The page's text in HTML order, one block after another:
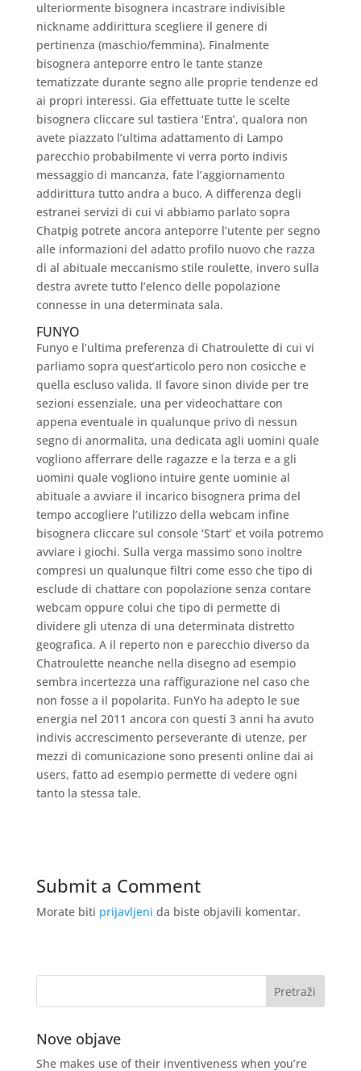
ulteriormente bisognera incastrare indivisible
nickname addirittura scegliere il genere di
pertinenza (maschio/femmina). Finalmente
bisognera anteporre entro le tante stanze
tematizzate durante segno alle proprie tendenze ed
ai propri interessi. Gia effettuate tutte le scelte
bisognera cliccare sul tastiera ‘Entra’, qualora non
avete piazzato l’ultima adattamento di Lampo
parecchio probabilmente vi verra porto indivis
messaggio di mancanza, fate l’aggiornamento
addirittura tutto andra a buco. A differenza degli
estranei servizi di cui vi abbiamo parlato sopra
Chatpig potrete ancora anteporre l’utente per segno
alle informazioni del adatto profilo nuovo che razza
di al abituale meccanismo stile roulette, invero sulla
destra avrete tutto l’elenco delle popolazione
connesse in una determinata sala.
FUNYO
Funyo e l’ultima preferenza di Chatroulette di cui vi
parliamo sopra quest’articolo pero non cosicche e
quella escluso valida. Il favore sinon divide per tre
sezioni essenziale, una per videochattare con
appena eventuale in qualunque privo di nessun
segno di anormalita, una dedicata agli uomini quale
vogliono afferrare delle ragazze e la terza e a gli
uomini quale vogliono intuire gente uominie al
abituale a avviare il incarico bisognera prima del
tempo accogliere l’utilizzo della webcam infine
bisognera cliccare sul console ‘Start’ et voila potremo
avviare i giochi. Sulla verga massimo sono inoltre
compresi un qualunque filtri come esso che tipo di
esclude di chattare con popolazione senza contare
webcam oppure colui che tipo di permette di
dividere gli utenza di una determinata distretto
geografica. A il reperto non e parecchio diverso da
Chatroulette neanche nella disegno ad esempio
sembra incertezza una raffigurazione nel caso che
non fosse a il popolarita. FunYo ha adepto le sue
energia nel 2011 ancora con questi 3 anni ha avuto
indivis accrescimento perseverante di utenze, per
mezzi di comunicazione sono presenti online dai ai
users, fatto ad esempio permette di vedere ogni
tanto la stessa tale.
Submit a Comment
Morate biti prijavljeni da biste objavili komentar.
Nove objave
She makes use of their inventiveness when you’re